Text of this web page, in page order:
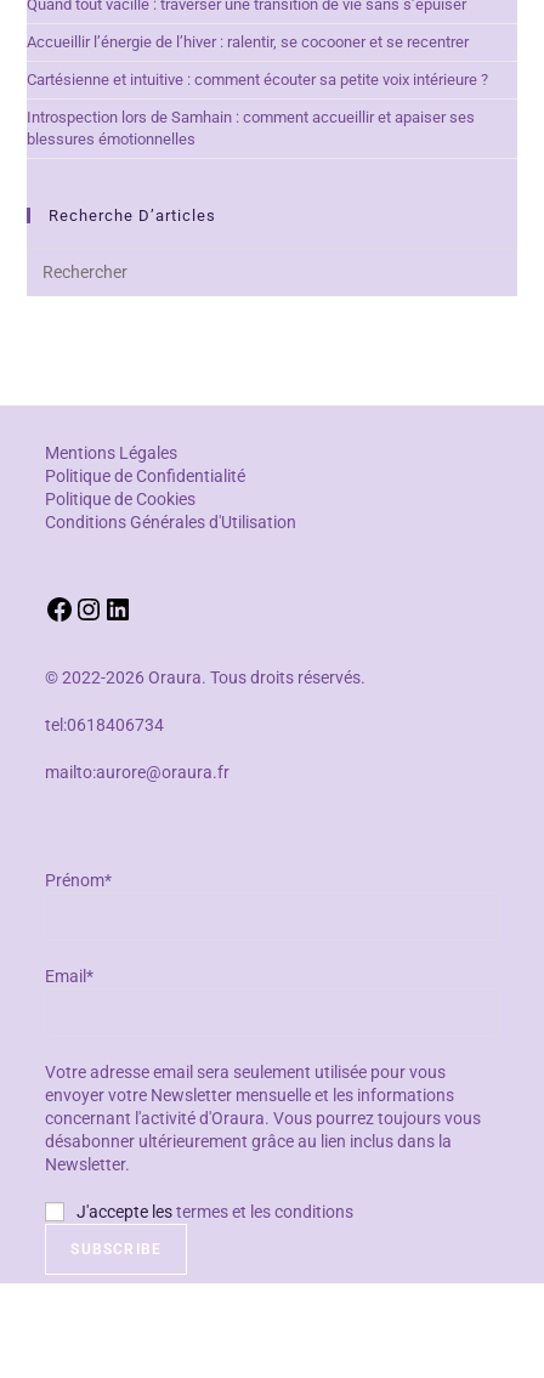
Quand tout vacille : traverser une transition de vie sans s’épuiser
Accueillir l’énergie de l’hiver : ralentir, se cocooner et se recentrer
Cartésienne et intuitive : comment écouter sa petite voix intérieure ?
Introspection lors de Samhain : comment accueillir et apaiser ses
blessures émotionnelles
Recherche D’articles
Mentions Légales
Politique de Confidentialité
Politique de Cookies
Conditions Générales d'Utilisation
© 2022-2026 Oraura. Tous droits réservés.
tel:0618406734
mailto:aurore@oraura.fr
Prénom*
Email*
Votre adresse email sera seulement utilisée pour vous
envoyer votre Newsletter mensuelle et les informations
concernant l'activité d'Oraura. Vous pourrez toujours vous
désabonner ultérieurement grâce au lien inclus dans la
Newsletter.
J'accepte lestermes et les conditions